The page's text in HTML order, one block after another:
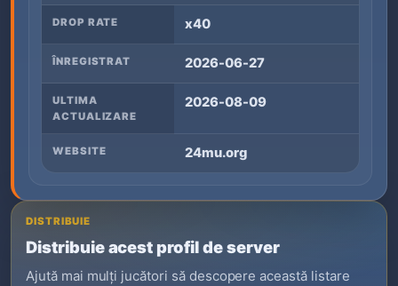
DROP RATE x40
ÎNREGISTRAT 2026-06-27
ULTIMA
ACTUALIZARE
2026-08-09
WEBSITE 24mu.org
DISTRIBUIE
Distribuie acest profil de server
Ajută mai mulți jucători să descopere această listare